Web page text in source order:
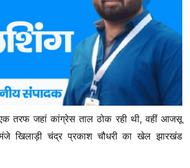
एक तरफ जहां कांग्रेस ताल ठोक रही थी, वहीं आजसू
खिलाड़ी चंद्र प्रकाश चौधरी का खेल झारखंड